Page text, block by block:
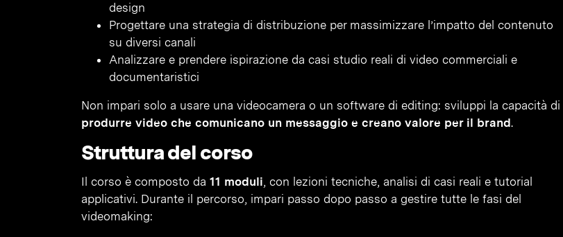
design
Progettare una strategia di distribuzione per massimizzare l’impatto del contenuto
su diversi canali
Analizzare e prendere ispirazione da casi studio reali di video commerciali e
documentaristici
Non impari solo a usare una videocamera o un software di editing: sviluppi la capacità di
produrre video che comunicano un messaggio e creano valore per il brand.
Struttura del corso
Il corso è composto da 11 moduli, con lezioni tecniche, analisi di casi reali e tutorial
applicativi. Durante il percorso, impari passo dopo passo a gestire tutte le fasi del
videomaking: